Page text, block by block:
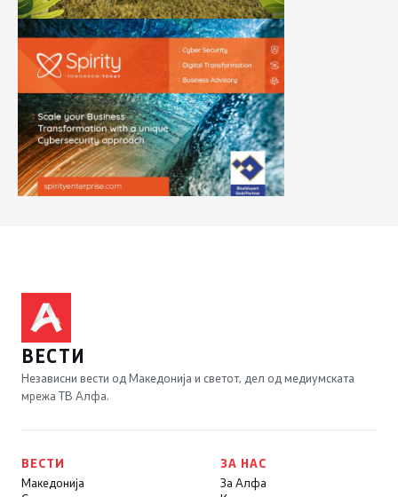
ВЕСТИ
Независни вести од Македонија и светот, дел од медиумската
мрежа ТВ Алфа.
ВЕСТИ
Македонија
ЗА НАС
За Алфа